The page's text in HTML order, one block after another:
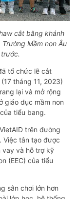
cắt băng khánh
Mầm non Âu
tổ chức lễ cắt
tháng 11, 2023)
lại và mở rộng
giáo dục mầm non
tiểu bang.
trên đường
Việc tân tạo được
và hỗ trợ kỹ
(EEC) của tiểu
sân chơi lớn hơn